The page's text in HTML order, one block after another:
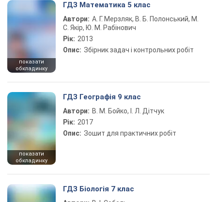
показати
обкладинку
ГДЗ Математика 5 клас
Автори: А. Г. Мерзляк, В. Б. Полонський, М.
С. Якір, Ю. М. Рабінович
Рік: 2013
Опис: Збірник задач і контрольних робіт
показати
обкладинку
ГДЗ Географія 9 клас
Автори: В. М. Бойко, І. Л. Дітчук
Рік: 2017
Опис: Зошит для практичних робіт
ГДЗ Біологія 7 клас